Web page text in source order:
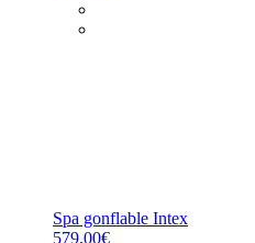
Spa gonflable Intex
579,00€